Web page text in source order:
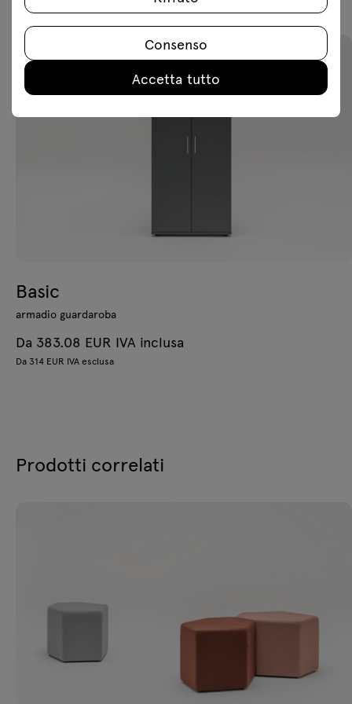
Basic
armadio guardaroba
Da 383.08 EUR IVA inclusa
Da 314 EUR IVA esclusa
Prodotti correlati
Consenso
Accetta tutto